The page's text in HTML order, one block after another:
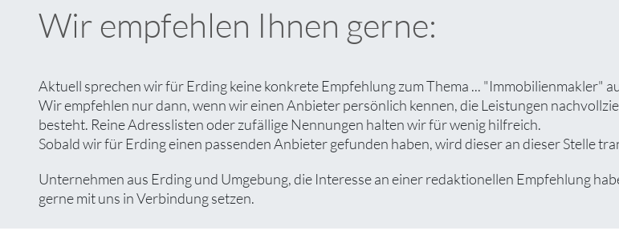
Wir empfehlen Ihnen gerne:
Aktuell sprechen wir für Erding keine konkrete Empfehlung zum Thema ... "Immobilienmakler"
Wir empfehlen nur dann, wenn wir einen Anbieter persönlich kennen, die Leistungen
besteht. Reine Adresslisten oder zufällige Nennungen halten wir für wenig hilfreich.
Sobald wir für Erding einen passenden Anbieter gefunden haben, wird dieser an dieser Stelle
Unternehmen aus Erding und Umgebung, die Interesse an einer redaktionellen Empfehlung
gerne mit uns in Verbindung setzen.